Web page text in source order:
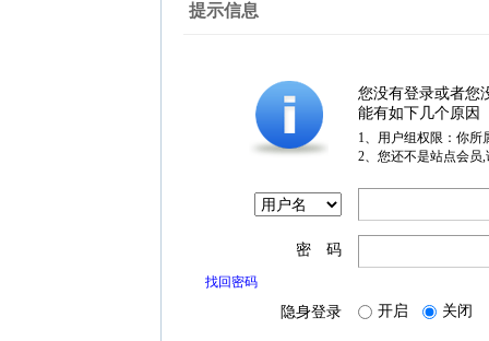
提示信息
您没有登录或者您
能有如下几个原因
1、用户组权限：你所
2、您还不是站点会员
密 码
找回密码
隐身登录 开启 关闭